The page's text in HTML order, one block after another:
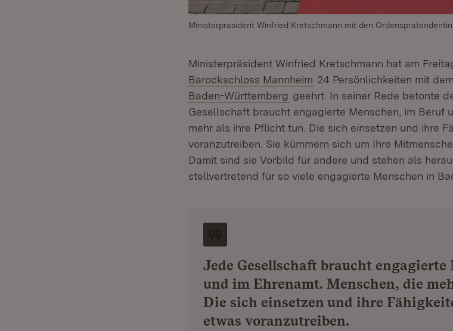
Ministerpräsident Winfried Kretschmann mit den
Ministerpräsident Winfried Kretschmann hat am
Barockschloss Mannheim (Öffnet in neuem Fenster)
24 Persönlichkeiten mit dem
Baden-Württemberg geehrt. In seiner Rede betonte
Gesellschaft braucht engagierte Menschen, im Beruf
mehr als ihre Pflicht tun. Die sich einsetzen und ihre
voranzutreiben. Sie kümmern sich um Ihre
Damit sind sie Vorbild für andere und stehen als
stellvertretend für so viele engagierte Menschen in
Jede Gesellschaft braucht
und im Ehrenamt. Menschen, die
Die sich einsetzen und ihre
etwas voranzutreiben.